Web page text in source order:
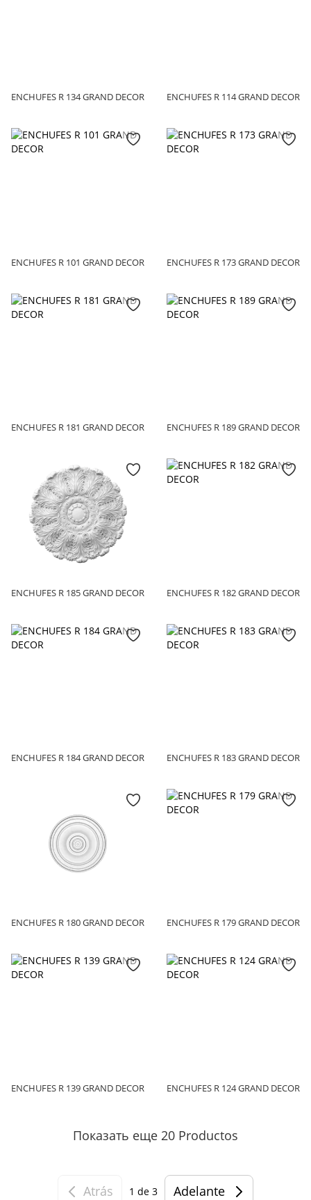
ENCHUFES R 134 GRAND DECOR ENCHUFES R 114 GRAND DECOR
ENCHUFES R 101 GRAND DECOR ENCHUFES R 173 GRAND DECOR
ENCHUFES R 181 GRAND DECOR ENCHUFES R 189 GRAND DECOR
ENCHUFES R 185 GRAND DECOR ENCHUFES R 182 GRAND DECOR
ENCHUFES R 184 GRAND DECOR ENCHUFES R 183 GRAND DECOR
ENCHUFES R 180 GRAND DECOR ENCHUFES R 179 GRAND DECOR
ENCHUFES R 139 GRAND DECOR ENCHUFES R 124 GRAND DECOR
Показать еще 20 Productos
Atrás 1 de 3 Adelante